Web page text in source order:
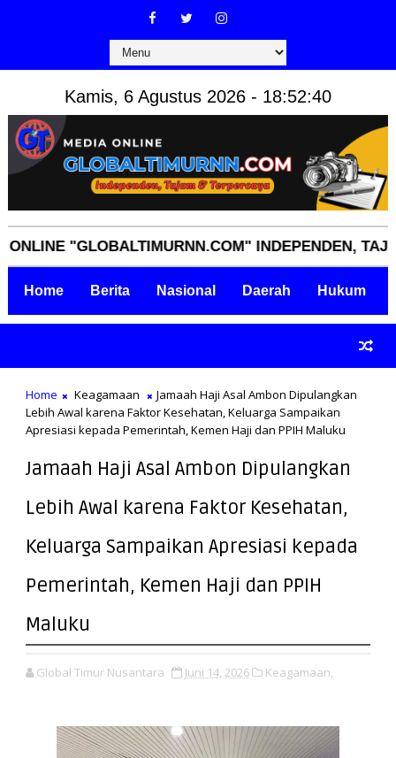
Kamis, 6 Agustus 2026 - 18:52:40
"GLOBALTIMURNN.COM" INDEPENDEN, TAJAM,
Home Berita Nasional Daerah Hukum
Home Keagamaan
Jamaah Haji Asal Ambon Dipulangkan
Lebih Awal karena Faktor Kesehatan, Keluarga Sampaikan
Apresiasi kepada Pemerintah, Kemen Haji dan PPIH Maluku
Jamaah Haji Asal Ambon Dipulangkan
Lebih Awal karena Faktor Kesehatan,
Keluarga Sampaikan Apresiasi kepada
Pemerintah, Kemen Haji dan PPIH
Maluku
Global Timur Nusantara Juni 14, 2026 Keagamaan,